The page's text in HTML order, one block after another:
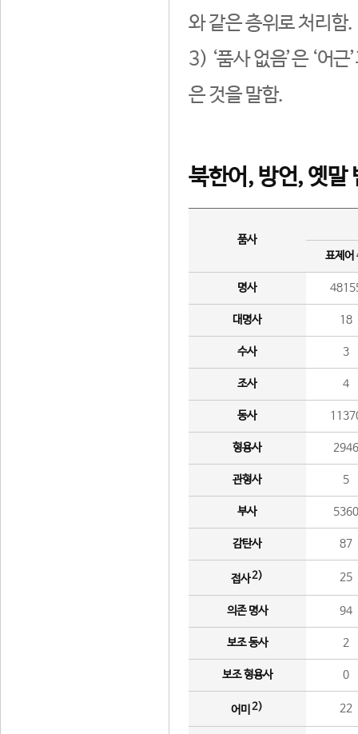
와 같은 층위로 처리함.
3) ‘품사 없음’은 ‘어
은 것을 말함.
북한어, 방언, 옛말
품사
표제어
명사
대명사 18
수사 3
조사 4
동사
형용사 2946
관형사 5
부사 5360
감탄사 87
접사2) 25
의존 명사 94
보조 동사 2
보조 형용사 0
어미 2) 22